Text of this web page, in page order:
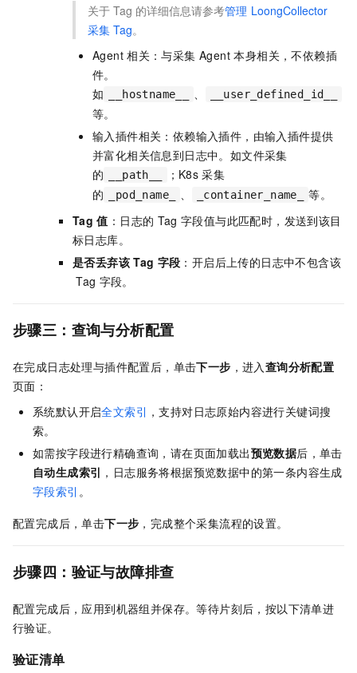
关于 Tag 的详细信息请参考管理 LoongCollector
采集 Tag。
Agent 相关：与采集 Agent 本身相关，不依赖插
件。
如
__hostname__ __user_defined_id__
等。
输入插件相关：依赖输入插件，由输入插件提供
并富化相关信息到日志中。如文件采集
的
__path__ ；K8s 采集
的
_pod_name_ _container_name_
等。
Tag 值 ：日志的 Tag 字段值与此匹配时，发送到该目
标日志库。
是否丢弃该 Tag 字段 ：开启后上传的日志中不包含该
Tag 字段。
步骤三：查询与分析配置
在完成日志处理与插件配置后，单击下一步 ，进入 查询分析配置
页面：
系统默认开启全文索引 ，支持对日志原始内容进行关键词搜
索。
如需按字段进行精确查询，请在页面加载出预览数据后，单击
自动生成索引 ，日志服务将根据预览数据中的第一条内容生成
字段索引 。
配置完成后，单击下一步 ，完成整个采集流程的设置。
步骤四：验证与故障排查
配置完成后，应用到机器组并保存。等待片刻后，按以下清单进
行验证。
验证清单